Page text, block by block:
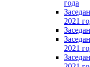
года
2021
2021